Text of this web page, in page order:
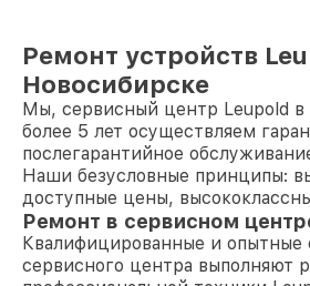
Ремонт устройств
Новосибирске
Мы, сервисный центр Leupold в
более 5 лет осуществляем
послегарантийное
Наши безусловные принципы:
доступные цены,
Ремонт в сервисном
Квалифицированные и опытные
сервисного центра выполняют